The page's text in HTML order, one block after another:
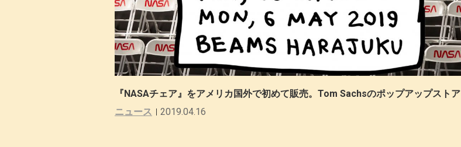
『NASAチェア』をアメリカ国外で初めて販売。Tom Sachsのポップアップストア
ニュース
2019.04.16